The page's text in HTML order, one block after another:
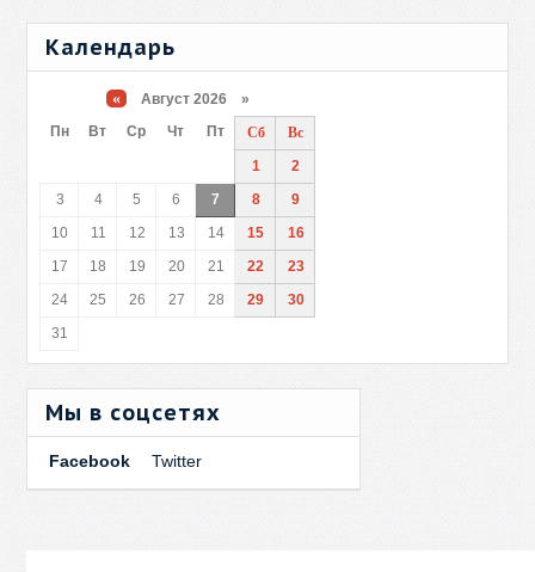
Календарь
« Август 2026 »
Пн
Вт Ср Чт Пт Сб
Вс
1
2
3
4 5 6 7 8
9
10
11 12 13 14 15
16
17
18 19 20 21 22
23
24
25 26 27 28 29
30
31
Мы в соцсетях
Facebook Twitter